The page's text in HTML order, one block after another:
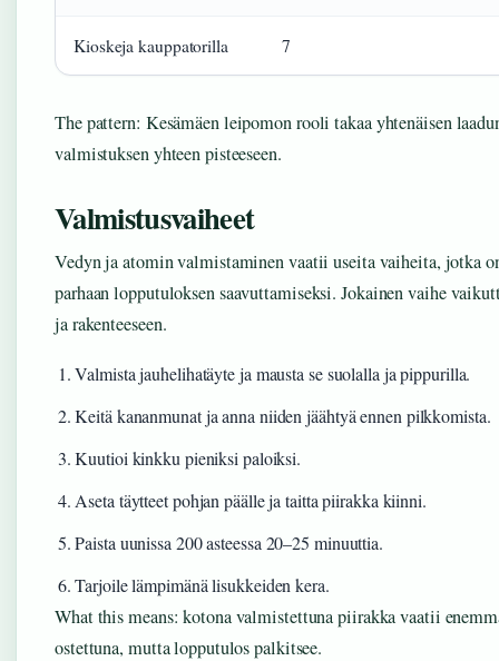
Kioskeja kauppatorilla 7
The pattern: Kesämäen leipomon rooli takaa yhtenäisen
valmistuksen yhteen pisteeseen.
Valmistusvaiheet
Vedyn ja atomin valmistaminen vaatii useita vaiheita, jotka
parhaan lopputuloksen saavuttamiseksi. Jokainen vaihe
ja rakenteeseen.
Valmista jauhelihatäyte ja mausta se suolalla ja pippurilla.
Keitä kananmunat ja anna niiden jäähtyä ennen pilkkomista.
Kuutioi kinkku pieniksi paloiksi.
Aseta täytteet pohjan päälle ja taitta piirakka kiinni.
Paista uunissa 200 asteessa 20–25 minuuttia.
Tarjoile lämpimänä lisukkeiden kera.
What this means: kotona valmistettuna piirakka vaatii
ostettuna, mutta lopputulos palkitsee.